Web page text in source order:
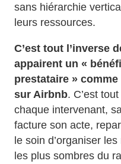
sans hiérarchie
leurs ressources.
C’est tout l’inverse
appairent un «
prestataire »
sur Airbnb. C’est
chaque intervenant,
facture son acte,
le soin d’organiser
les plus sombres du